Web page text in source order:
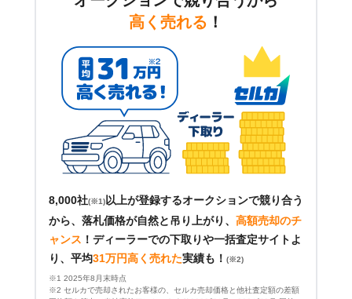
高く売れる ！
8,000社(※1)以上が登録するオークションで競り合う
から、落札価格が自然と吊り上がり、 高額売却のチ
ャンス ！ ディーラーでの下取りや一括査定サイトよ
り、平均31万円高く売れた実績も！ (※2)
※1 2025年8月末時点
※2 セルカで売却されたお客様の、セルカ売却価格と他社査定額の差額